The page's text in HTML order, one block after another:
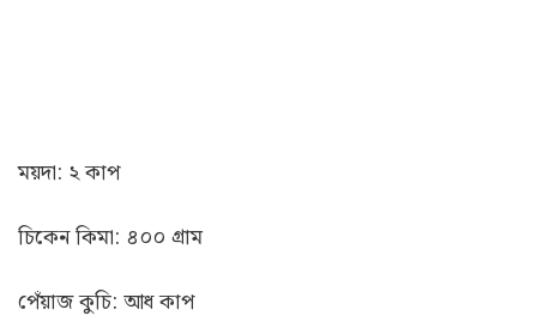
ময়দা: ২ কাপ
চিকেন কিমা: ৪০০ গ্রাম
পেঁয়াজ কুচি: আধ কাপ